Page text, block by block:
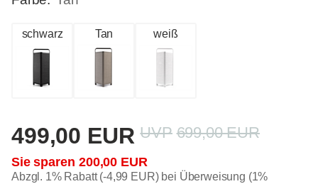
schwarz Tan weiß
699,00 EUR
200,00 EUR
499,00 EUR
Abzgl. 1% Rabatt (-4,99 EUR) bei Überweisung (1%